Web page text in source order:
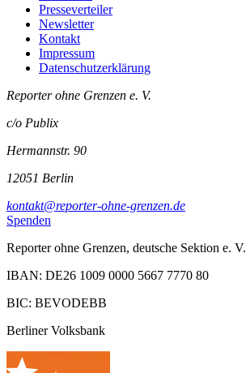
Presseverteiler
Newsletter
Kontakt
Impressum
Datenschutzerklärung
Reporter ohne Grenzen e. V.
c/o Publix
Hermannstr. 90
12051 Berlin
kontakt@reporter-ohne-grenzen.de
Spenden
Reporter ohne Grenzen, deutsche Sektion e. V.
IBAN: DE26 1009 0000 5667 7770 80
BIC: BEVODEBB
Berliner Volksbank